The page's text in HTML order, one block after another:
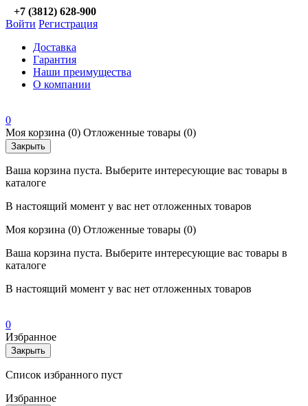
+7 (3812) 628-900
Войти Регистрация
Доставка
Гарантия
Наши преимущества
О компании
0
Моя корзина (0) Отложенные товары (0)
Закрыть
Ваша корзина пуста. Выберите интересующие вас товары в
каталоге
В настоящий момент у вас нет отложенных товаров
Моя корзина (0) Отложенные товары (0)
Ваша корзина пуста. Выберите интересующие вас товары в
каталоге
В настоящий момент у вас нет отложенных товаров
0
Избранное
Закрыть
Список избранного пуст
Избранное